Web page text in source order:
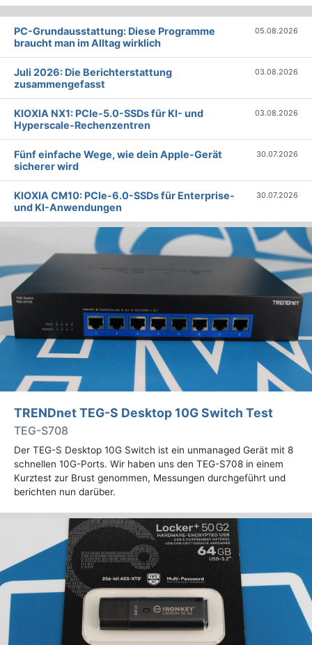
PC-Grundausstattung: Diese Programme
braucht man im Alltag wirklich
05.08.2026
Juli 2026: Die Bericht­erstattung
zusammengefasst
03.08.2026
KIOXIA NX1: PCIe-5.0-SSDs für KI- und
Hyperscale-Rechenzentren
03.08.2026
Fünf einfache Wege, wie dein Apple-Gerät
sicherer wird
30.07.2026
KIOXIA CM10: PCIe-6.0-SSDs für Enterprise-
und KI-Anwendungen
30.07.2026
TRENDnet TEG-S Desktop 10G Switch Test
TEG-S708
Der TEG-S Desktop 10G Switch ist ein unmanaged Gerät mit 8
schnellen 10G-Ports. Wir haben uns den TEG-S708 in einem
Kurztest zur Brust genommen, Messungen durchgeführt und
berichten nun darüber.